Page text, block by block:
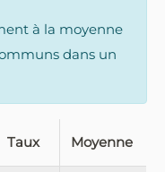
à la moyenne
dans un
Taux Moyenne